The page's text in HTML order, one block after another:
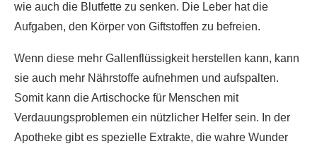
wie auch die Blutfette zu senken. Die Leber hat die
Aufgaben, den Körper von Giftstoffen zu befreien.
Wenn diese mehr Gallenflüssigkeit herstellen kann, kann
sie auch mehr Nährstoffe aufnehmen und aufspalten.
Somit kann die Artischocke für Menschen mit
Verdauungsproblemen ein nützlicher Helfer sein. In der
Apotheke gibt es spezielle Extrakte, die wahre Wunder